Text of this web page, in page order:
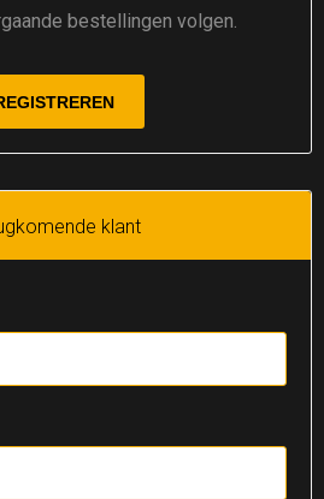
bestellingen volgen.
klant